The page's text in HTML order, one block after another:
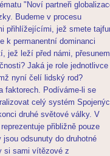
"Noví partneři
Budeme v procesu
přihlížejícími, jež smete
k permanentní dominanci
jež leží před námi,
Jaká je role jednotlivce
nyní čelí lidský rod?
faktorech. Podíváme-li se
celý systém
druhé světové války. V
přibližně pouze
odsunuty do druhotné
si sami vítězové z